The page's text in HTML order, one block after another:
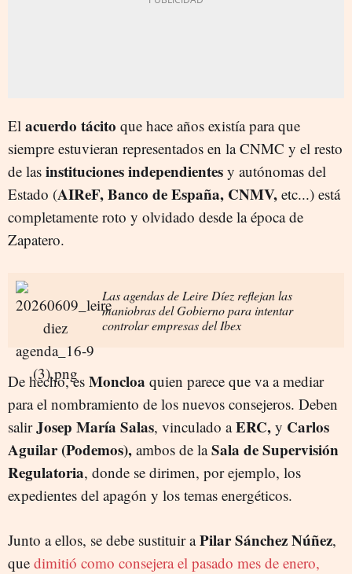
El acuerdo tácito que hace años existía para que
siempre estuvieran representados en la CNMC y el resto
de las instituciones independientes y autónomas del
Estado (AIReF, Banco de España, CNMV, etc...) está
completamente roto y olvidado desde la época de
Zapatero.
Las agendas de Leire Díez reflejan las
maniobras del Gobierno para intentar
controlar empresas del Ibex
De hecho, es Moncloa quien parece que va a mediar
para el nombramiento de los nuevos consejeros. Deben
salirJosep María Salas, vinculado aERC, y Carlos
Aguilar (Podemos), ambos de laSala de Supervisión
Regulatoria, donde se dirimen, por ejemplo, los
expedientes del apagón y los temas energéticos.
Junto a ellos, se debe sustituir aPilar Sánchez Núñez,
que dimitió como consejera el pasado mes de enero,